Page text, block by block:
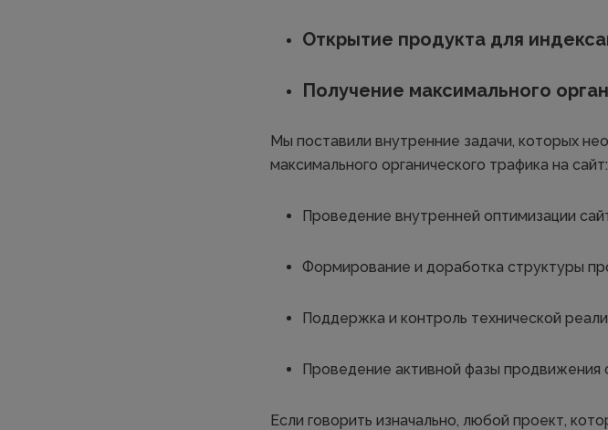
Открытие продукта для
Получение максимального
Мы поставили внутренние задачи, которых
максимального органического трафика на сайт:
Проведение внутренней оптимизации
Формирование и доработка структуры
Поддержка и контроль технической
Проведение активной фазы продвижения
Если говорить изначально, любой проект,